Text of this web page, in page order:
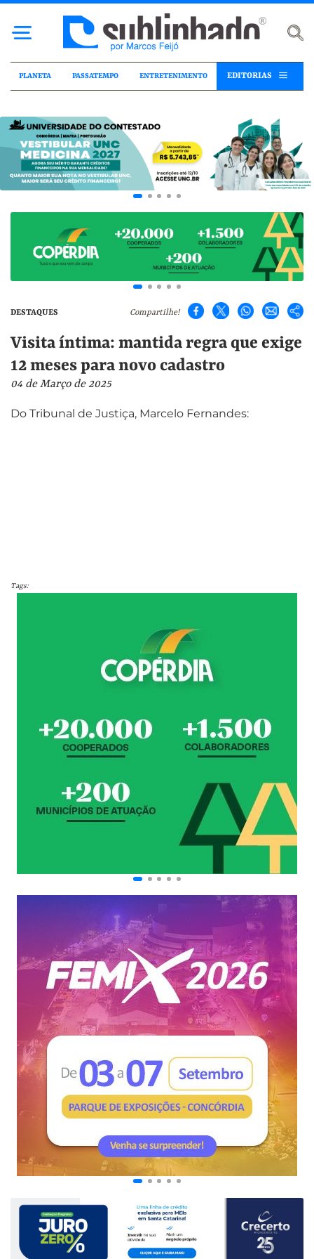
PLANETA PASSATEMPO ENTRETENIMENTO EDITORIAS
DESTAQUES Compartilhe!
Visita íntima: mantida regra que exige
12 meses para novo cadastro
04 de Março de 2025
Do Tribunal de Justiça, Marcelo Fernandes:
Tags: